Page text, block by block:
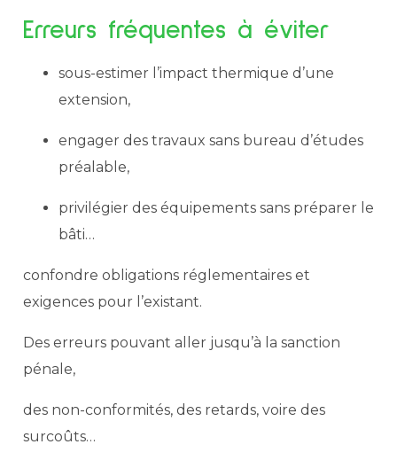
Erreurs fréquentes à éviter
sous-estimer l’impact thermique d’une
extension,
engager des travaux sans bureau d’études
préalable,
privilégier des équipements sans préparer le
bâti…
confondre obligations réglementaires et
exigences pour l’existant. ​‍​‌‍​‍‌
Des​‍​‌‍​‍‌ erreurs pouvant aller jusqu’à la sanction
pénale,
des non-conformités, des retards, voire des
surcoûts…